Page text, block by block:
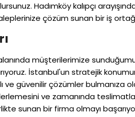
Hadımköy kalıpçı
çözüm sunan bir iş
alanında müşterilerimize
İstanbul'un stratejik
ve güvenilir çözümler bulmanıza
ve zamanında
sunan bir firma olmayı